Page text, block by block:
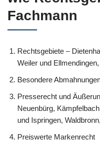
Fachmann
Rechtsgebiete –
Weiler und
Besondere
Presserecht und
Neuenbürg,
und Ispringen,
Preiswerte Markenrecht